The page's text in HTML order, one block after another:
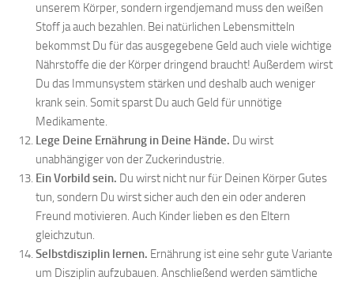
unserem Körper, sondern irgendjemand muss den weißen
Stoff ja auch bezahlen. Bei natürlichen Lebensmitteln
bekommst Du für das ausgegebene Geld auch viele wichtige
Nährstoffe die der Körper dringend braucht! Außerdem wirst
Du das Immunsystem stärken und deshalb auch weniger
krank sein. Somit sparst Du auch Geld für unnötige
Medikamente.
Lege Deine Ernährung in Deine Hände. Du wirst
unabhängiger von der Zuckerindustrie.
Ein Vorbild sein. Du wirst nicht nur für Deinen Körper Gutes
tun, sondern Du wirst sicher auch den ein oder anderen
Freund motivieren. Auch Kinder lieben es den Eltern
gleichzutun.
Selbstdisziplin lernen. Ernährung ist eine sehr gute Variante
um Disziplin aufzubauen. Anschließend werden sämtliche